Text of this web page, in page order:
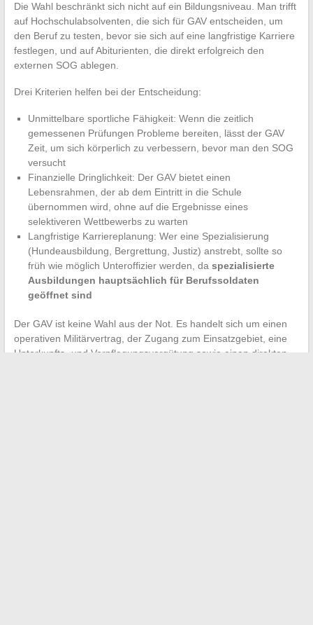
Die Wahl beschränkt sich nicht auf ein Bildungsniveau. Man trifft
auf Hochschulabsolventen, die sich für GAV entscheiden, um
den Beruf zu testen, bevor sie sich auf eine langfristige Karriere
festlegen, und auf Abiturienten, die direkt erfolgreich den
externen SOG ablegen.
Drei Kriterien helfen bei der Entscheidung:
Unmittelbare sportliche Fähigkeit: Wenn die zeitlich
gemessenen Prüfungen Probleme bereiten, lässt der GAV
Zeit, um sich körperlich zu verbessern, bevor man den SOG
versucht
Finanzielle Dringlichkeit: Der GAV bietet einen
Lebensrahmen, der ab dem Eintritt in die Schule
übernommen wird, ohne auf die Ergebnisse eines
selektiveren Wettbewerbs zu warten
Langfristige Karriereplanung: Wer eine Spezialisierung
(Hundeausbildung, Bergrettung, Justiz) anstrebt, sollte so
früh wie möglich Unteroffizier werden, da spezialisierte
Ausbildungen hauptsächlich für Berufssoldaten
geöffnet sind
Der GAV ist keine Wahl aus der Not. Es handelt sich um einen
operativen Militärvertrag, der Zugang zum Einsatzgebiet, eine
Unterkunfts- und Verpflegungsvergütung sowie einen direkten